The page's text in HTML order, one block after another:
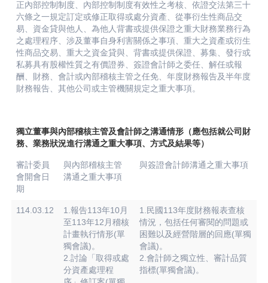
正內部控制制度、內部控制制度有效性之考核、依證交法第三十
六條之一規定訂定或修正取得或處分資產、從事衍生性商品交
易、資金貸與他人、為他人背書或提供保證之重大財務業務行為
之處理程序、涉及董事自身利害關係之事項、重大之資產或衍生
性商品交易、重大之資金貸與、背書或提供保證、募集、發行或
私募具有股權性質之有價證券、簽證會計師之委任、解任或報
酬、財務、會計或內部稽核主管之任免、年度財務報告及半年度
財務報告、其他公司或主管機關規定之重大事項。
獨立董事與內部稽核主管及會計師之溝通情形（應包括就公司財
務、業務狀況進行溝通之重大事項、方式及結果等）
審計委員
會開會日
期
與內部稽核主管
溝通之重大事項
與簽證會計師溝通之重大事項
114.03.12
1.報告113年10月
至113年12月稽核
計畫執行情形(單
獨會議)。
2.討論「取得或處
分資產處理程
1.民國113年度財務報表查核
情況，包括任何審閱的問題或
困難以及經營階層的回應(單獨
會議)。
2.會計師之獨立性、審計品質
指標(單獨會議)。